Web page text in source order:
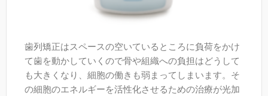
歯列矯正はスペースの空いているところに負荷をかけ
て歯を動かしていくので骨や組織への負担はどうして
も大きくなり、細胞の働きも弱まってしまいます。そ
の細胞のエネルギーを活性化させるための治療が光加